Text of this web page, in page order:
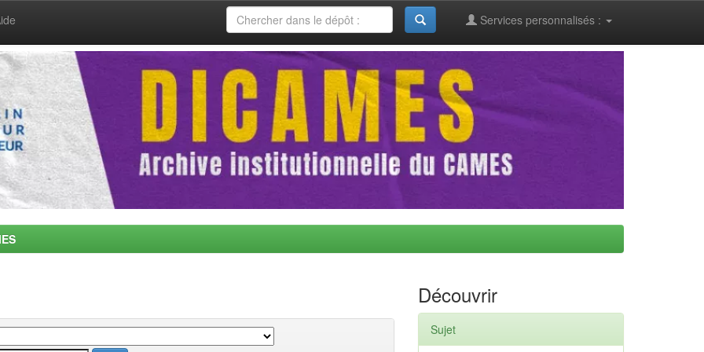
Services personnalisés :
Découvrir
Sujet